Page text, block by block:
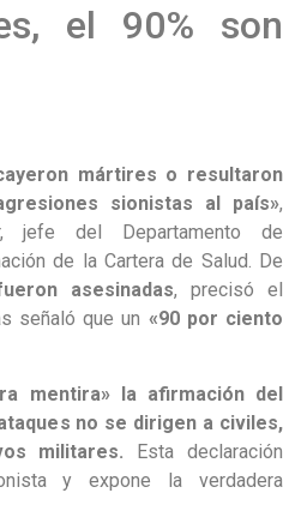
el 90% son
mártires o resultaron
sionistas al país»,
jefe del Departamento de
de la Cartera de Salud. De
asesinadas, precisó el
señaló que un «90 por ciento
mentira» la afirmación del
no se dirigen a civiles,
militares. Esta declaración
y expone la verdadera